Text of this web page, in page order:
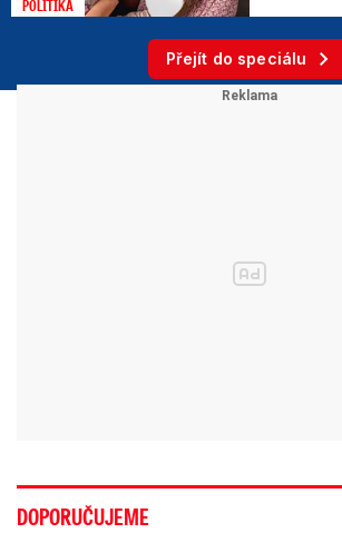
POLITIKA
Přejít do speciálu
DOPORUČUJEME